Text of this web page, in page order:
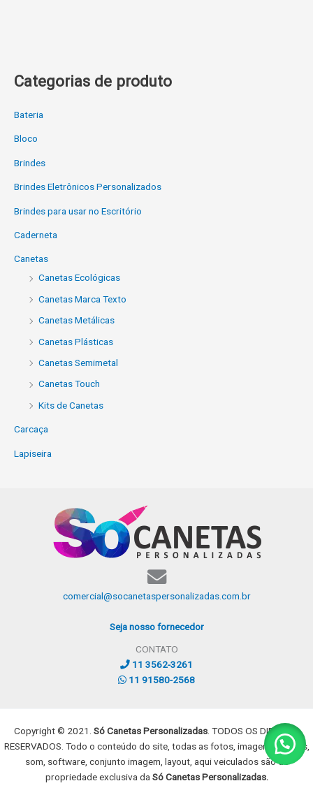
Categorias de produto
Bateria
Bloco
Brindes
Brindes Eletrônicos Personalizados
Brindes para usar no Escritório
Caderneta
Canetas
Canetas Ecológicas
Canetas Marca Texto
Canetas Metálicas
Canetas Plásticas
Canetas Semimetal
Canetas Touch
Kits de Canetas
Carcaça
Lapiseira
comercial@socanetaspersonalizadas.com.br
Seja nosso fornecedor
CONTATO
11 3562-3261
11 91580-2568
Copyright © 2021. Só Canetas Personalizadas . TODOS OS DIREITOS
RESERVADOS. Todo o conteúdo do site, todas as fotos, imagens, dizeres,
som, software, conjunto imagem, layout, aqui veiculados são de
propriedade exclusiva da Só Canetas Personalizadas.